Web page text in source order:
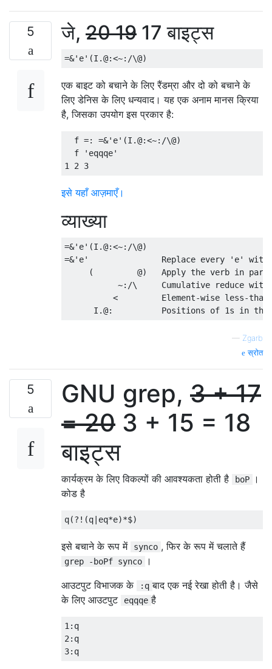
5 जे, 20 19 17 बाइट्स
एक बाइट को बचाने के लिए रैंडम्रा और दो को बचाने के
लिए डेनिस के लिए धन्यवाद। यह एक अनाम मानस क्रिया
है, जिसका उपयोग इस प्रकार है:
  f =: =&'e'(I.@:<~:/\@)
  f 'eqqqe'
इसे यहाँ आज़माएँ।
व्याख्या
=&'e'(I.@:<~:/\@)
=&'e'               Replace every 'e' with
(         @)   Apply the verb in
~:/\     Cumulative reduce
<         Element-wise less-
— Zgarb
स्रोत
5 GNU grep, 3 + 17
= 20 3 + 15 = 18
बाइट्स
कार्यक्रम के लिए विकल्पों की आवश्यकता होती है boP
।
कोड है
इसे बचाने के रूप में synco , फिर के रूप में चलाते हैं
grep -boPf synco
।
आउटपुट विभाजक के
:q बाद एक नई रेखा होती है। जैसे
के लिए आउटपुट
eqqqe है
1:q
2:q